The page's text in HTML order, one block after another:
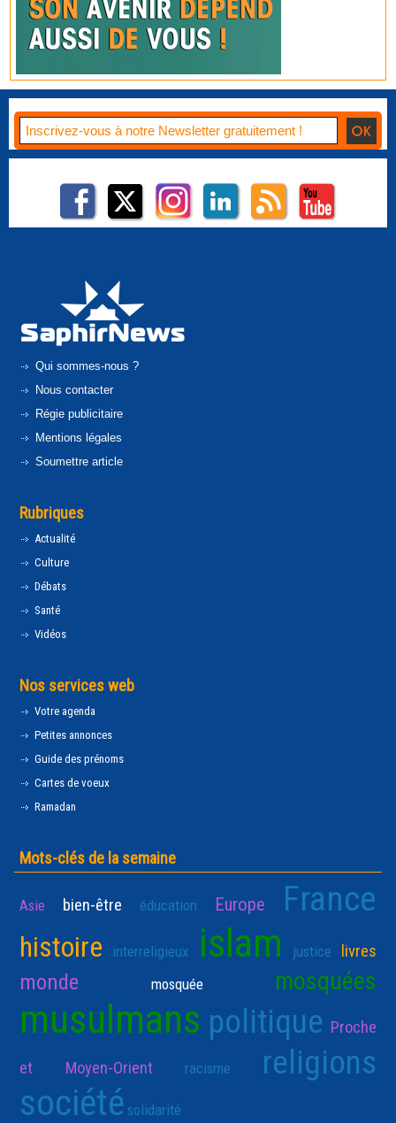
Qui sommes-nous ?
Nous contacter
Régie publicitaire
Mentions légales
Soumettre article
Rubriques
Actualité
Culture
Débats
Santé
Vidéos
Nos services web
Votre agenda
Petites annonces
Guide des prénoms
Cartes de voeux
Ramadan
Mots-clés de la semaine
Asie bien-être éducation Europe France
histoire interreligieux islam justice livres
monde mosquée mosquées
musulmans politique Proche
et Moyen-Orient racisme religions
société solidarité